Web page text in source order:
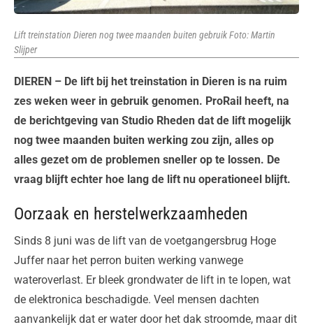
Lift treinstation Dieren nog twee maanden buiten gebruik Foto: Martin
Slijper
DIEREN – De lift bij het treinstation in Dieren is na ruim
zes weken weer in gebruik genomen. ProRail heeft, na
de berichtgeving van Studio Rheden dat de lift mogelijk
nog twee maanden buiten werking zou zijn, alles op
alles gezet om de problemen sneller op te lossen. De
vraag blijft echter hoe lang de lift nu operationeel blijft.
Oorzaak en herstelwerkzaamheden
Sinds 8 juni was de lift van de voetgangersbrug Hoge
Juffer naar het perron buiten werking vanwege
wateroverlast. Er bleek grondwater de lift in te lopen, wat
de elektronica beschadigde. Veel mensen dachten
aanvankelijk dat er water door het dak stroomde, maar dit